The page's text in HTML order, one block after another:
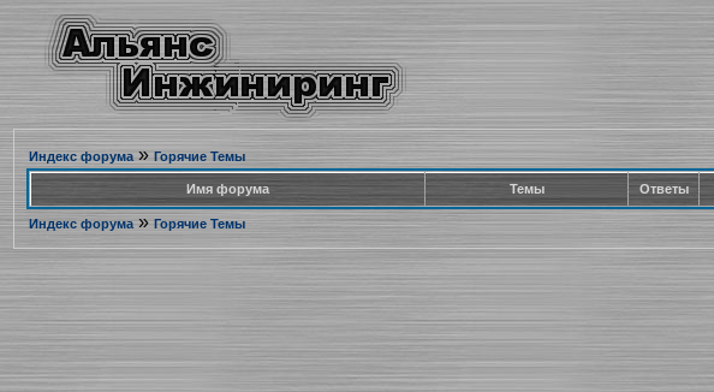
Индекс форума» Горячие Темы
Имя форума Темы Ответы
Индекс форума» Горячие Темы